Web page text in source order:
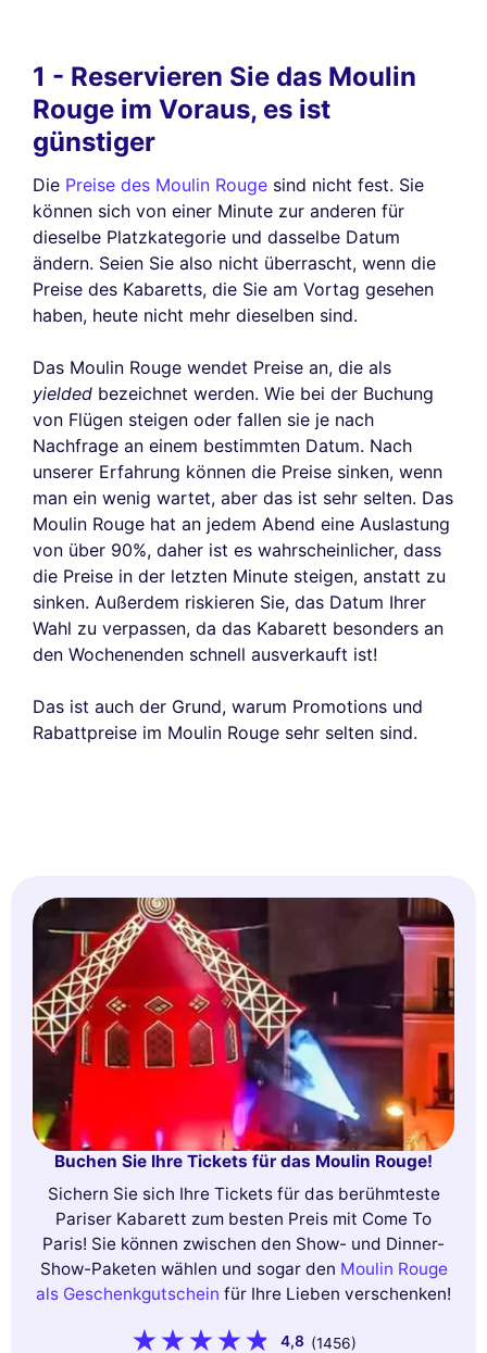
1 - Reservieren Sie das Moulin
Rouge im Voraus, es ist
günstiger
Die Preise des Moulin Rouge sind nicht fest. Sie
können sich von einer Minute zur anderen für
dieselbe Platzkategorie und dasselbe Datum
ändern. Seien Sie also nicht überrascht, wenn die
Preise des Kabaretts, die Sie am Vortag gesehen
haben, heute nicht mehr dieselben sind.
Das Moulin Rouge wendet Preise an, die als
yielded bezeichnet werden. Wie bei der Buchung
von Flügen steigen oder fallen sie je nach
Nachfrage an einem bestimmten Datum. Nach
unserer Erfahrung können die Preise sinken, wenn
man ein wenig wartet, aber das ist sehr selten. Das
Moulin Rouge hat an jedem Abend eine Auslastung
von über 90%, daher ist es wahrscheinlicher, dass
die Preise in der letzten Minute steigen, anstatt zu
sinken. Außerdem riskieren Sie, das Datum Ihrer
Wahl zu verpassen, da das Kabarett besonders an
den Wochenenden schnell ausverkauft ist!
Das ist auch der Grund, warum Promotions und
Rabattpreise im Moulin Rouge sehr selten sind.
Buchen Sie Ihre Tickets für das Moulin Rouge!
Sichern Sie sich Ihre Tickets für das berühmteste
Pariser Kabarett zum besten Preis mit Come To
Paris! Sie können zwischen den Show- und Dinner-
Show-Paketen wählen und sogar den Moulin Rouge
als Geschenkgutschein für Ihre Lieben verschenken!
4,8 (1456)